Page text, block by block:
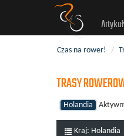
Czas na rower! /
TRASY
Holandia
Kraj: Holandia